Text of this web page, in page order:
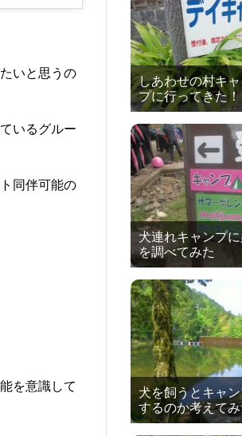
いと思うの
いるグルー
同伴可能の
を意識して
しあわせの村キ
プに行ってきた！
犬連れキャンプ
を調べてみた
犬を飼うとキャ
するのか考えてみ